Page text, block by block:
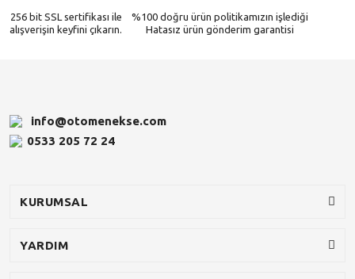
256 bit SSL sertifikası ile
alışverişin keyfini çıkarın.
%100 doğru ürün politikamızın işlediği
Hatasız ürün gönderim garantisi
info@otomenekse.com
0533 205 72 24
KURUMSAL
YARDIM